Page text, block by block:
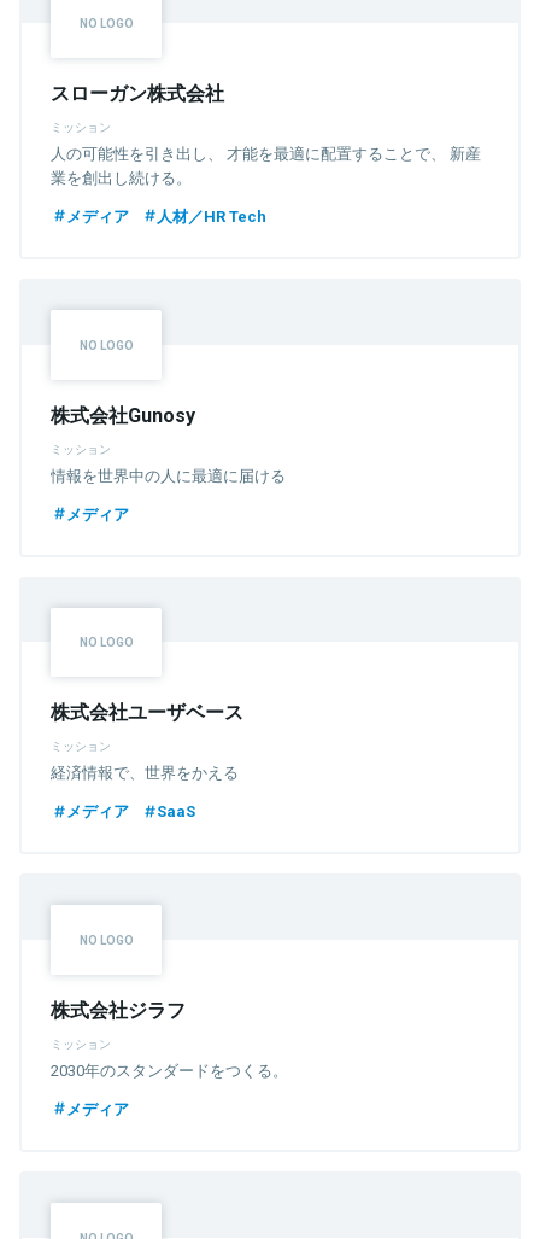
スローガン株式会社
ミッション
人の可能性を引き出し、 才能を最適に配置することで、 新産
業を創出し続ける。
メディア
人材／HR Tech
株式会社Gunosy
ミッション
情報を世界中の人に最適に届ける
メディア
株式会社ユーザベース
ミッション
経済情報で、世界をかえる
メディア
SaaS
株式会社ジラフ
ミッション
2030年のスタンダードをつくる。
メディア